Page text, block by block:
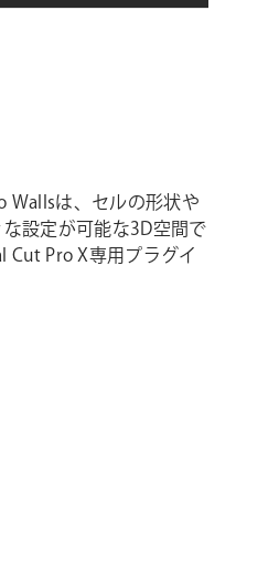
は、セルの形状や
設定が可能な3D空間で
Cut Pro X専用プラグイ